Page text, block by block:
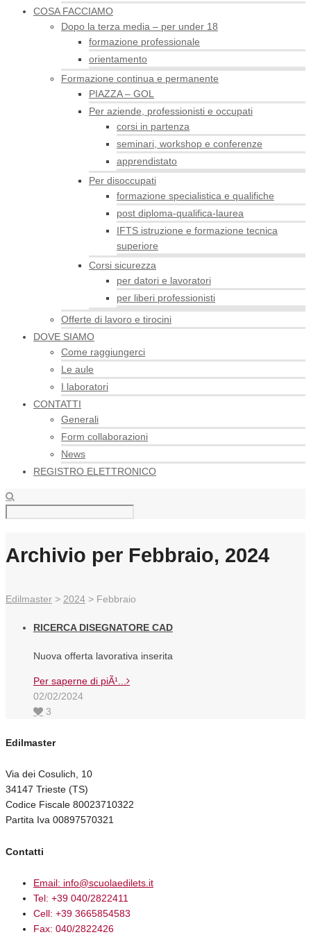
COSA FACCIAMO
Dopo la terza media – per under 18
formazione professionale
orientamento
Formazione continua e permanente
PIAZZA – GOL
Per aziende, professionisti e occupati
corsi in partenza
seminari, workshop e conferenze
apprendistato
Per disoccupati
formazione specialistica e qualifiche
post diploma-qualifica-laurea
IFTS istruzione e formazione tecnica
superiore
Corsi sicurezza
per datori e lavoratori
per liberi professionisti
Offerte di lavoro e tirocini
DOVE SIAMO
Come raggiungerci
Le aule
I laboratori
CONTATTI
Generali
Form collaborazioni
News
REGISTRO ELETTRONICO
Archivio per Febbraio, 2024
Edilmaster > 2024 > Febbraio
RICERCA DISEGNATORE CAD
Nuova offerta lavorativa inserita
Per saperne di piÃ¹...
02/02/2024
3
Edilmaster
Via dei Cosulich, 10
34147 Trieste (TS)
Codice Fiscale 80023710322
Partita Iva 00897570321
Contatti
Email: info@scuolaedilets.it
Tel: +39 040/2822411
Cell: +39 3665854583
Fax: 040/2822426